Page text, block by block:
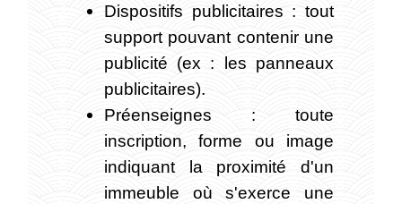
Dispositifs publicitaires : tout
support pouvant contenir une
publicité (ex : les panneaux
publicitaires).
Préenseignes : toute
inscription, forme ou image
indiquant la proximité d'un
immeuble où s'exerce une